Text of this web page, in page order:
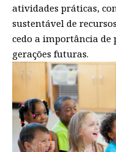
atividades práticas,
sustentável de
cedo a importância de
gerações futuras.